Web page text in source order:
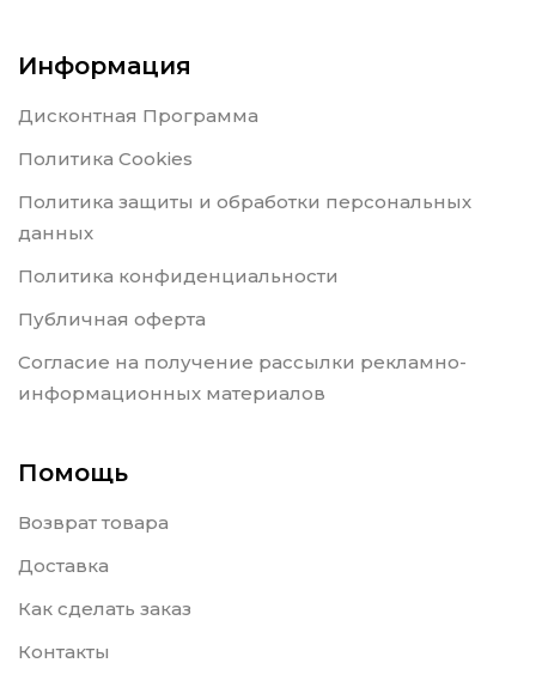
Информация
Дисконтная Программа
Политика Cookies
Политика защиты и обработки персональных
данных
Политика конфиденциальности
Публичная оферта
Согласие на получение рассылки рекламно-
информационных материалов
Помощь
Возврат товара
Доставка
Как сделать заказ
Контакты